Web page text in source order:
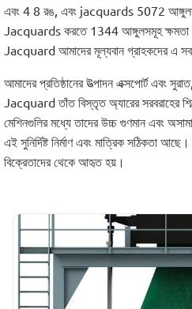
এবং 4 8 রঙ, এবং jacquards 5072
Jacquards করতে 1344 আঙ্গুলসমূহ
Jacquard আমাদের মূল্যবান গ্রাহকদের এ
আমাদের প্রতিষ্ঠানের উত্পাদন এক্সপোর্ট এবং
Jacquard তাঁত বিস্তৃত অ্যারের সরবরাহের
মেশিনগুলির মধ্যে তাদের উচ্চ গুণমান এবং
এই সুনির্দিষ্ট নির্মাণ এবং মাত্রিক সঠিকতা
বিক্রেতাদের থেকে আহৃত হয়।